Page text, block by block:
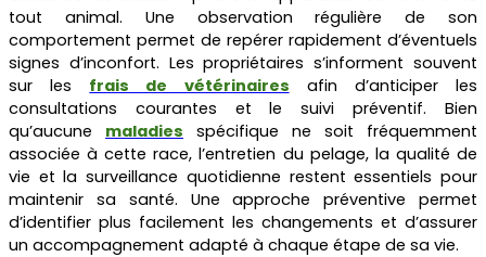
tout animal. Une observation régulière de son
comportement permet de repérer rapidement d’éventuels
signes d’inconfort. Les propriétaires s’informent souvent
sur les
frais de vétérinaires
afin d’anticiper les
consultations courantes et le suivi préventif. Bien
qu’aucune
maladies
spécifique ne soit fréquemment
associée à cette race, l’entretien du pelage, la qualité de
vie et la surveillance quotidienne restent essentiels pour
maintenir sa santé. Une approche préventive permet
d’identifier plus facilement les changements et d’assurer
un accompagnement adapté à chaque étape de sa vie.